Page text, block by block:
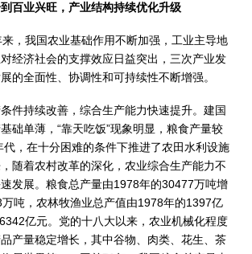
百业兴旺，产业结构持续优化升级
，我国农业基础作用不断加强，工业主导地
经济社会的支撑效应日益突出，三次产业发
的全面性、协调性和可持续性不断增强。
条件持续改善，综合生产能力快速提升。建国
础单薄，“靠天吃饭”现象明显，粮食产量较
，在十分困难的条件下推进了农田水利设施
随着农村改革的深化，农业综合生产能力不
发展。粮食总产量由1978年的30477万吨增
吨，农林牧渔业总产值由1978年的1397亿
亿元。党的十八大以来，农业机械化程度
产量稳定增长，其中谷物、肉类、花生、茶